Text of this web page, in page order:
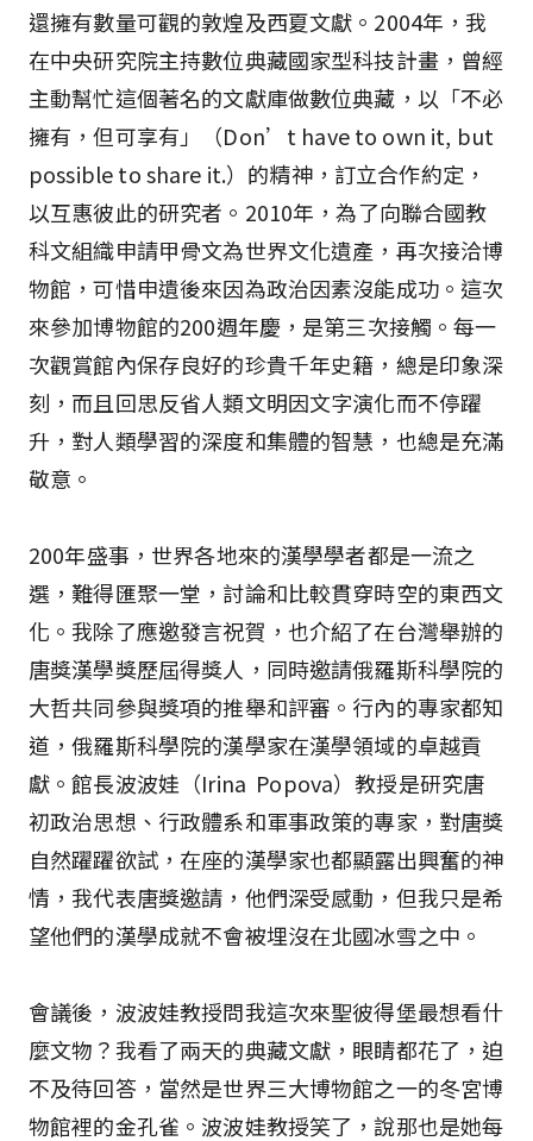
還擁有數量可觀的敦煌及西夏文獻。2004年，我
在中央研究院主持數位典藏國家型科技計畫，曾經
主動幫忙這個著名的文獻庫做數位典藏，以「不必
擁有，但可享有」（Don’t have to own it, but
possible to share it.）的精神，訂立合作約定，
以互惠彼此的研究者。2010年，為了向聯合國教
科文組織申請甲骨文為世界文化遺產，再次接洽博
物館，可惜申遺後來因為政治因素沒能成功。這次
來參加博物館的200週年慶，是第三次接觸。每一
次觀賞館內保存良好的珍貴千年史籍，總是印象深
刻，而且回思反省人類文明因文字演化而不停躍
升，對人類學習的深度和集體的智慧，也總是充滿
敬意。
200年盛事，世界各地來的漢學學者都是一流之
選，難得匯聚一堂，討論和比較貫穿時空的東西文
化。我除了應邀發言祝賀，也介紹了在台灣舉辦的
唐獎漢學獎歷屆得獎人，同時邀請俄羅斯科學院的
大哲共同參與獎項的推舉和評審。行內的專家都知
道，俄羅斯科學院的漢學家在漢學領域的卓越貢
獻。館長波波娃（Irina Popova）教授是研究唐
初政治思想、行政體系和軍事政策的專家，對唐獎
自然躍躍欲試，在座的漢學家也都顯露出興奮的神
情，我代表唐獎邀請，他們深受感動，但我只是希
望他們的漢學成就不會被埋沒在北國冰雪之中。
會議後，波波娃教授問我這次來聖彼得堡最想看什
麼文物？我看了兩天的典藏文獻，眼睛都花了，迫
不及待回答，當然是世界三大博物館之一的冬宮博
物館裡的金孔雀。波波娃教授笑了，說那也是她每